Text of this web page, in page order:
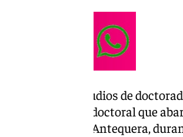
sus estudios de
proyecto de tesis doctoral que
de la ciudad de Antequera,